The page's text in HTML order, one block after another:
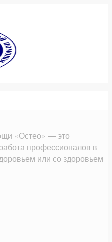
«Остео» — это
профессионалов в
или со здоровьем